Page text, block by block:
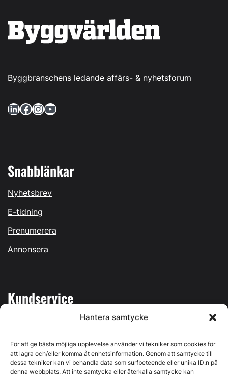
Hantera samtycke
För att ge bästa möjliga upplevelse använder vi tekniker som cookies för
att lagra och/eller komma åt enhetsinformation. Genom att samtycke till
dessa tekniker kan vi behandla data som surfbeteende eller unika ID:n på
denna webbplats. Att inte samtycka eller återkalla samtycke kan
Byggbranschens ledande affärs- & nyhetsforum
LinkedIn Facebook InstagramYouTube
Snabblänkar
Nyhetsbrev
E-tidning
Prenumerera
Annonsera
Kundservice
Kontakta oss